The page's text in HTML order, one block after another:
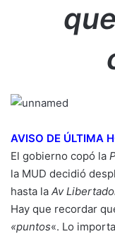
AVISO DE ÚLTIMA
El gobierno copó la
la MUD decidió
hasta la Av
Hay que recordar
«puntos«. Lo